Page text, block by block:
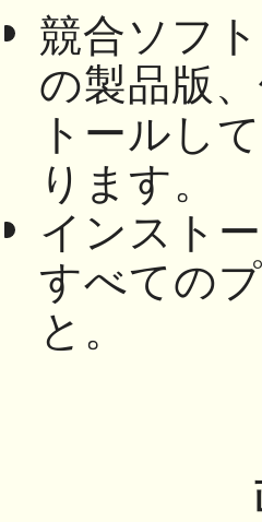
競合ソフ
の製品版
トールし
ります。
インスト
すべての
と。